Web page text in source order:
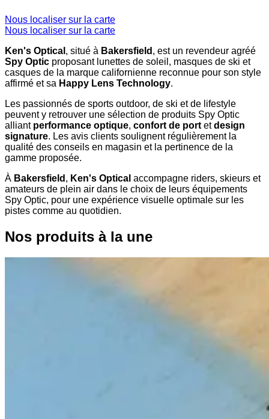
Nous localiser sur la carte
Nous localiser sur la carte
Ken's Optical , situé à Bakersfield , est un revendeur agréé
Spy Optic proposant lunettes de soleil, masques de ski et
casques de la marque californienne reconnue pour son style
affirmé et sa Happy Lens Technology.
Les passionnés de sports outdoor, de ski et de lifestyle
peuvent y retrouver une sélection de produits Spy Optic
alliant performance optique, confort de portetdesign
signature. Les avis clients soulignent régulièrement la
qualité des conseils en magasin et la pertinence de la
gamme proposée.
À Bakersfield , Ken's Optical accompagne riders, skieurs et
amateurs de plein air dans le choix de leurs équipements
Spy Optic, pour une expérience visuelle optimale sur les
pistes comme au quotidien.
Nos produits à la une